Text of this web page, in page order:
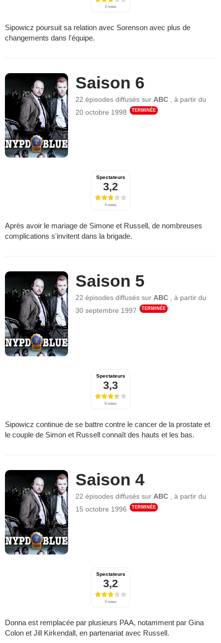
3 notes
Sipowicz poursuit sa relation avec Sorenson avec plus de
changements dans l'équipe.
Saison 6
22 épisodes diffusés sur ABC ,à partir du
20 octobre 1998
TERMINÉE
Spectateurs
3,2
4 notes
Après avoir le mariage de Simone et Russell, de nombreuses
complications s'invitent dans la brigade.
Saison 5
22 épisodes diffusés surABC ,à partir du
30 septembre 1997
TERMINÉE
Spectateurs
3,3
6 notes
Sipowicz continue de se battre contre le cancer de la prostate et
le couple de Simon et Russell connaît des hauts et les bas.
Saison 4
22 épisodes diffusés sur ABC ,à partir du
15 octobre 1996
TERMINÉE
Spectateurs
3,2
3 notes
Donna est remplacée par plusieurs PAA, notamment par Gina
Colon et Jill Kirkendall, en partenariat avec Russell.